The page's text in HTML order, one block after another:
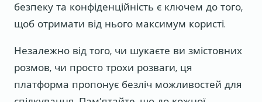
безпеку та конфіденційність є ключем до того,
щоб отримати від нього максимум користі.
Незалежно від того, чи шукаєте ви змістовних
розмов, чи просто трохи розваги, ця
платформа пропонує безліч можливостей для